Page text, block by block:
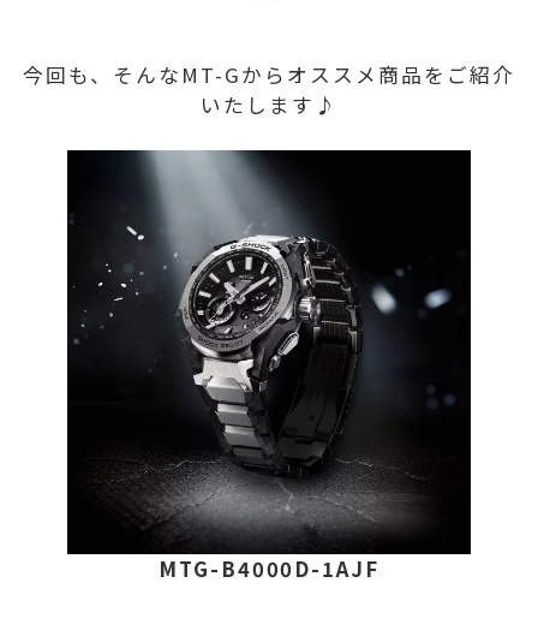
今回も、そんなMT-Gからオススメ商品をご紹介
いたします♪
MTG-B4000D-1AJF